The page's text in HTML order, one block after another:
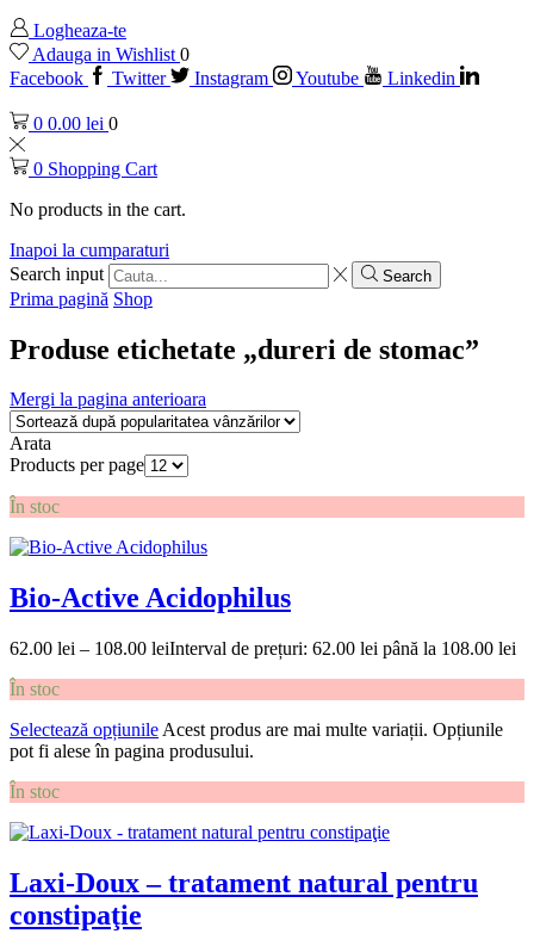
Logheaza-te
Adauga in Wishlist 0
Facebook
Twitter Instagram Youtube Linkedin
0 0.00 lei 0
0 Shopping Cart
No products in the cart.
Inapoi la cumparaturi
Search input
Search
Prima pagină Shop
Produse etichetate „dureri de stomac”
Mergi la pagina anterioara
Arata
Products per page
În stoc
Bio-Active Acidophilus
62.00 lei – 108.00 leiInterval de prețuri: 62.00 lei până la 108.00 lei
În stoc
Selectează opțiunile Acest produs are mai multe variații. Opțiunile
pot fi alese în pagina produsului.
În stoc
Laxi-Doux – tratament natural pentru
constipaţie